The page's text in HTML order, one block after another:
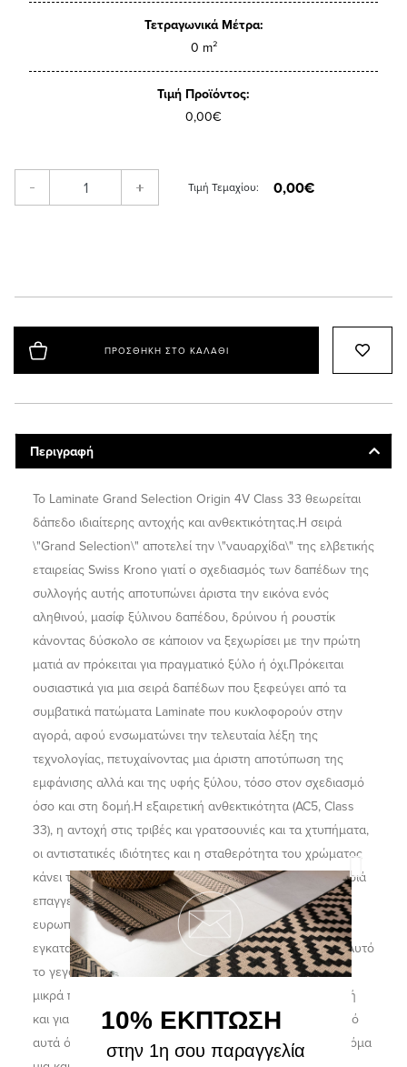
Τετραγωνικά Μέτρα:
0 m²
Τιμή Προϊόντος:
0,00€
- + Τιμή Τεμαχίου: 0,00€
ΠΡΟΣΘΉΚΗ ΣΤΟ ΚΑΛΆΘΙ
Περιγραφή
Το Laminate Grand Selection Origin 4V Class 33 θεωρείται
δάπεδο ιδιαίτερης αντοχής και ανθεκτικότητας.Η σειρά
\"Grand Selection\" αποτελεί την \"ναυαρχίδα\" της ελβετικής
εταιρείας Swiss Krono γιατί ο σχεδιασμός των δαπέδων της
συλλογής αυτής αποτυπώνει άριστα την εικόνα ενός
αληθινού, μασίφ ξύλινου δαπέδου, δρύινου ή ρουστίκ
κάνοντας δύσκολο σε κάποιον να ξεχωρίσει με την πρώτη
ματιά αν πρόκειται για πραγματικό ξύλο ή όχι.Πρόκειται
ουσιαστικά για μια σειρά δαπέδων που ξεφεύγει από τα
συμβατικά πατώματα Laminate που κυκλοφορούν στην
αγορά, αφού ενσωματώνει την τελευταία λέξη της
τεχνολογίας, πετυχαίνοντας μια άριστη αποτύπωση της
εμφάνισης αλλά και της υφής ξύλου, τόσο στον σχεδιασμό
όσο και στη δομή.Η εξαιρετική ανθεκτικότητα (AC5, Class
33), η αντοχή στις τριβές και γρατσουνιές και τα χτυπήματα,
οι αντιστατικές ιδιότητες και η σταθερότητα του χρώματος
κάνει τα δάπεδα της σειράς κατάλληλα ακόμα και για βαριά
επαγγελματική χρήση.Παράγεται με τους πιο αυστηρούς
ευρωπαϊκούς κανονισμούς, στις πιο σύγχρονες
εγκαταστάσεις με 100% οικολογικά υλικά, κυρίως ξύλο. Αυτό
το γεγονός το καθιστά ιδανικό και απόλυτα ασφαλές για
μικρά παιδιά και κατοικίδια που έρχονται σε άμεση επαφή
και για μεγάλο χρονικό διάστημα με το πάτωμα.Εκτός από
αυτά όμως, η σειρά \"Grand Selection Origin\" φέρνει ακόμα
10% ΕΚΠΤΩΣΗ
στην 1η σου παραγγελία